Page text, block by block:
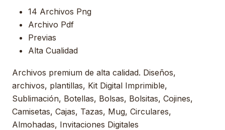
14 Archivos Png
Archivo Pdf
Previas
Alta Cualidad
Archivos premium de alta calidad. Diseños,
archivos, plantillas, Kit Digital Imprimible,
Sublimación, Botellas, Bolsas, Bolsitas, Cojines,
Camisetas, Cajas, Tazas, Mug, Circulares,
Almohadas, Invitaciones Digitales